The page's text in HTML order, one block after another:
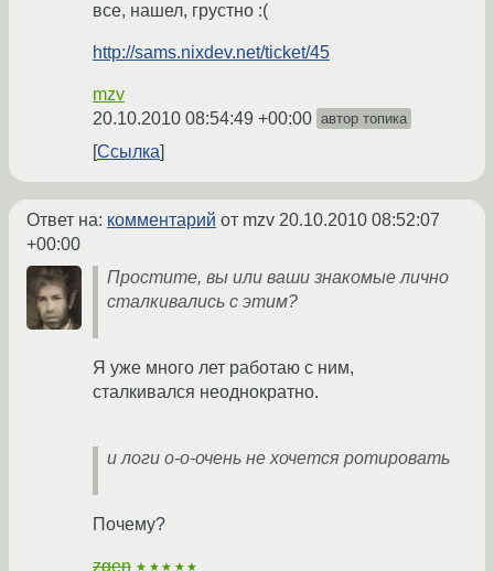
все, нашел, грустно :(
http://sams.nixdev.net/ticket/45
mzv
20.10.2010 08:54:49 +00:00 автор топика
Ссылка
Ответ на: комментарий от mzv 20.10.2010 08:52:07
+00:00
Простите, вы или ваши знакомые лично
сталкивались с этим?
Я уже много лет работаю с ним,
сталкивался неоднократно.
и логи о-о-очень не хочется ротировать
Почему?
zgen ★★★★★